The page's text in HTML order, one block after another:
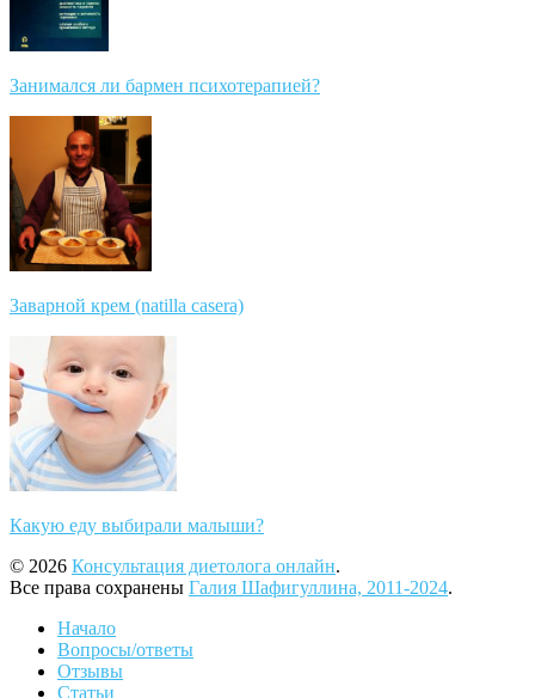
Занимался ли бармен психотерапией?
Заварной крем (natilla casera)
Какую еду выбирали малыши?
© 2026 Консультация диетолога онлайн.
Все права сохранены Галия Шафигуллина, 2011-2024.
Начало
Вопросы/ответы
Отзывы
Статьи